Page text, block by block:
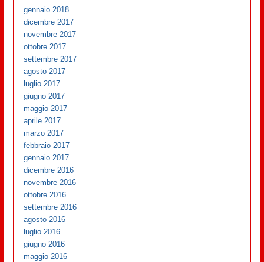
gennaio 2018
dicembre 2017
novembre 2017
ottobre 2017
settembre 2017
agosto 2017
luglio 2017
giugno 2017
maggio 2017
aprile 2017
marzo 2017
febbraio 2017
gennaio 2017
dicembre 2016
novembre 2016
ottobre 2016
settembre 2016
agosto 2016
luglio 2016
giugno 2016
maggio 2016